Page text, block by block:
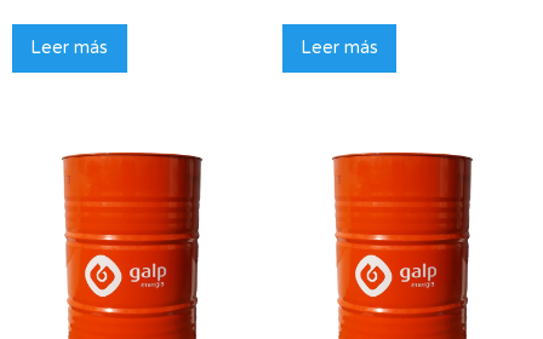
Leer más Leer más